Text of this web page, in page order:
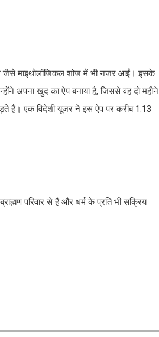
राम जैसे माइथोलॉजिकल शोज में भी नजर आईं। इसके
अपना खुद का ऐप बनाया है, जिससे वह दो महीने
हैं। एक विदेशी यूजर ने इस ऐप पर करीब 1.13
परिवार से हैं और धर्म के प्रति भी सक्रिय